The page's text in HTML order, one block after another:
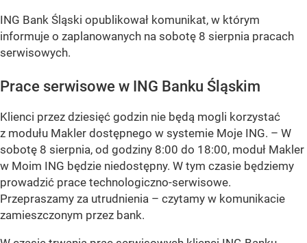
ING Bank Śląski opublikował komunikat, w którym
informuje o zaplanowanych na sobotę 8 sierpnia pracach
serwisowych.
Prace serwisowe w ING Banku Śląskim
Klienci przez dziesięć godzin nie będą mogli korzystać
z modułu Makler dostępnego w systemie Moje ING. – W
sobotę 8 sierpnia, od godziny 8:00 do 18:00, moduł Makler
w Moim ING będzie niedostępny. W tym czasie będziemy
prowadzić prace technologiczno-serwisowe.
Przepraszamy za utrudnienia – czytamy w komunikacie
zamieszczonym przez bank.